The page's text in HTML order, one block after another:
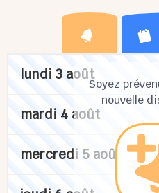
Soyez
nouvelle
lundi 3 août
mardi 4 août
mercredi 5 août